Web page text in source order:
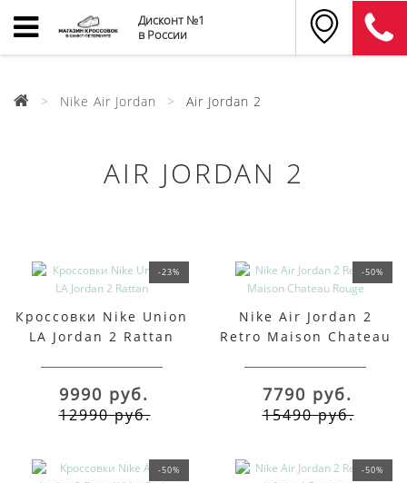
Дисконт №1
в России
Nike Air Jordan Air Jordan 2
AIR JORDAN 2
-23%
Кроссовки Nike Union
LA Jordan 2 Rattan
9990 руб.
12990 руб.
-50%
Nike Air Jordan 2
Retro Maison Chateau
7790 руб.
15490 руб.
-50% -50%